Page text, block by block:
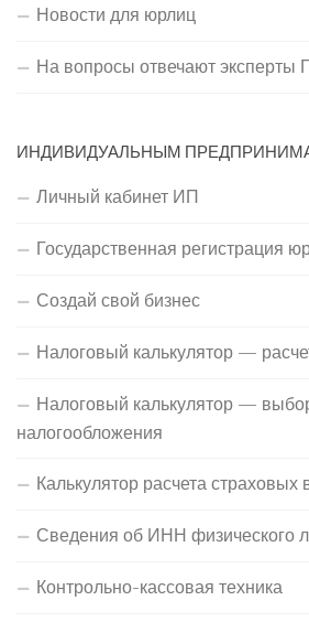
Новости для юрлиц
На вопросы отвечают эксперты
ИНДИВИДУАЛЬНЫМ
Личный кабинет ИП
Государственная регистрация
Создай свой бизнес
Налоговый калькулятор —
Налоговый калькулятор —
налогообложения
Калькулятор расчета страховых
Сведения об ИНН физического
Контрольно-кассовая техника